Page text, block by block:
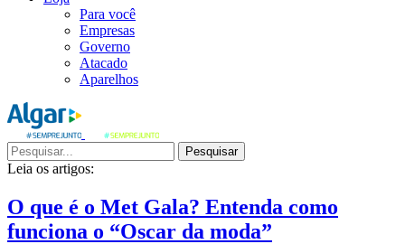
Para você
Empresas
Governo
Atacado
Aparelhos
Pesquisar
Leia os artigos:
O que é o Met Gala? Entenda como
funciona o “Oscar da moda”